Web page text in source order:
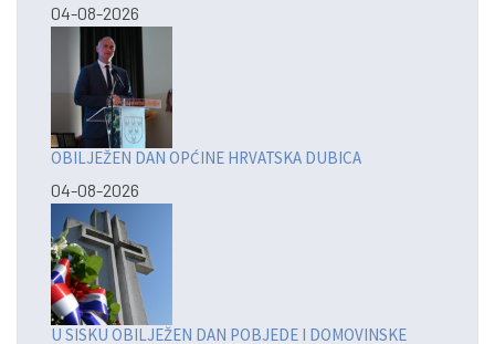
04-08-2026
OBILJEŽEN DAN OPĆINE HRVATSKA DUBICA
04-08-2026
U SISKU OBILJEŽEN DAN POBJEDE I DOMOVINSKE